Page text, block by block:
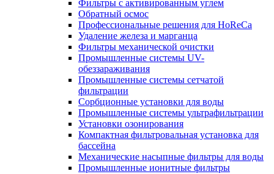
Фильтры с активированным углем
Обратный осмос
Профессиональные решения для HoReCa
Удаление железа и марганца
Фильтры механической очистки
Промышленные системы UV-
обеззараживания
Промышленные системы сетчатой
фильтрации
Сорбционные установки для воды
Промышленные системы ультрафильтрации
Установки озонирования
Компактная фильтровальная установка для
бассейна
Механические насыпные фильтры для воды
Промышленные ионитные фильтры